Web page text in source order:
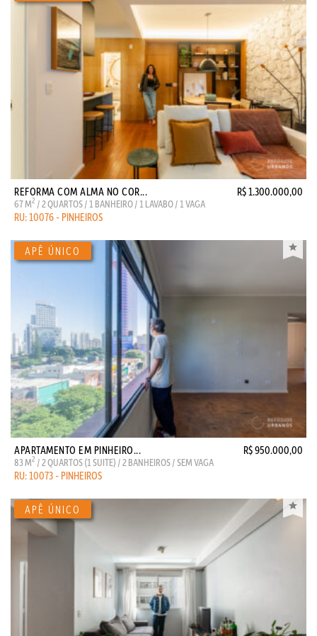
REFORMA COM ALMA NO COR... R$ 1.300.000,00
67 M2 / 2 QUARTOS / 1 BANHEIRO / 1 LAVABO / 1 VAGA
RU: 10076 - PINHEIROS
APARTAMENTO EM PINHEIRO... R$ 950.000,00
83 M2 / 2 QUARTOS (1 SUITE) / 2 BANHEIROS / SEM VAGA
RU: 10073 - PINHEIROS